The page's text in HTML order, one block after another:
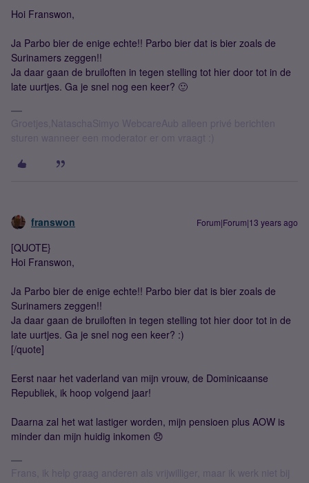
Hoi Franswon,
Ja Parbo bier de enige echte!! Parbo bier dat is bier zoals de
Surinamers zeggen!!
Ja daar gaan de bruiloften in tegen stelling tot hier door tot in de
late uurtjes. Ga je snel nog een keer? 🙂
Groetjes,NataschaSimyo WebcareAub alleen privé berichten
sturen wanneer een moderator er om vraagt :)
franswon Forum|Forum|13 years ago
[QUOTE}
Hoi Franswon,
Ja Parbo bier de enige echte!! Parbo bier dat is bier zoals de
Surinamers zeggen!!
Ja daar gaan de bruiloften in tegen stelling tot hier door tot in de
late uurtjes. Ga je snel nog een keer? :)
[/quote]
Eerst naar het vaderland van mijn vrouw, de Dominicaanse
Republiek, ik hoop volgend jaar!
Daarna zal het wat lastiger worden, mijn pensioen plus AOW is
minder dan mijn huidig inkomen 😞
Frans, ik help graag anderen als vrijwilliger, maar ik werk niet bij